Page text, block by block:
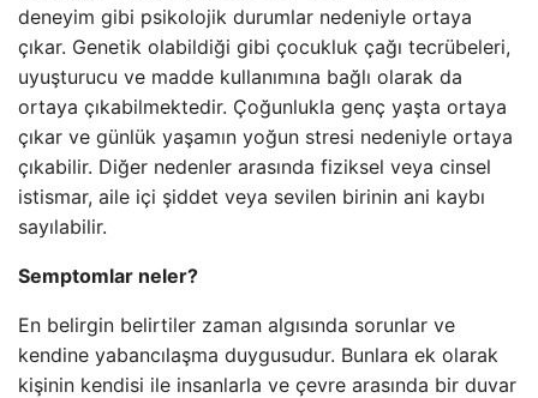
deneyim gibi psikolojik durumlar nedeniyle ortaya
çıkar. Genetik olabildiği gibi çocukluk çağı tecrübeleri,
uyuşturucu ve madde kullanımına bağlı olarak da
ortaya çıkabilmektedir. Çoğunlukla genç yaşta ortaya
çıkar ve günlük yaşamın yoğun stresi nedeniyle ortaya
çıkabilir. Diğer nedenler arasında fiziksel veya cinsel
istismar, aile içi şiddet veya sevilen birinin ani kaybı
sayılabilir.
Semptomlar neler?
En belirgin belirtiler zaman algısında sorunlar ve
kendine yabancılaşma duygusudur. Bunlara ek olarak
kişinin kendisi ile insanlarla ve çevre arasında bir duvar